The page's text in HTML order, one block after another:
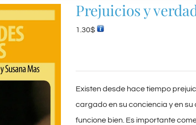
Prejuicios y
1.30$
Existen desde hace tiempo
cargado en su conciencia y en
funcione bien. Es importante